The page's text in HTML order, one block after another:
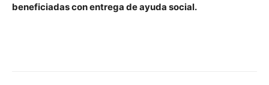
beneficiadas con entrega de ayuda social.